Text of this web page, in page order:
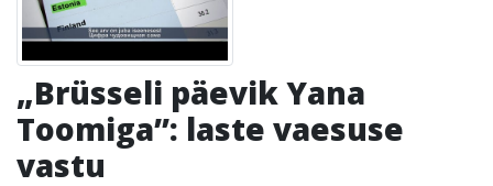
„Brüsseli päevik Yana
Toomiga”: laste vaesuse
vastu